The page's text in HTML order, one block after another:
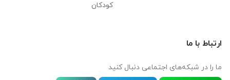
کودکان
ارتباط با ما
ما را در شبکه‌های اجتماعی دنبال کنید